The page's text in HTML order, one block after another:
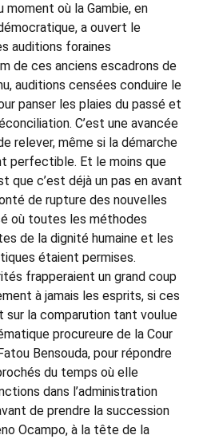
où la Gambie, en
a ouvert le
auditions foraines
de ces anciens escadrons de
auditions censées conduire le
panser les plaies du passé et
C’est une avancée
relever, même si la démarche
perfectible. Et le moins que
que c’est déjà un pas en avant
de rupture des nouvelles
où toutes les méthodes
de la dignité humaine et les
étaient permises.
frapperaient un grand coup
à jamais les esprits, si ces
sur la comparution tant voulue
procureure de la Cour
Bensouda, pour répondre
du temps où elle
dans l’administration
de prendre la succession
Ocampo, à la tête de la